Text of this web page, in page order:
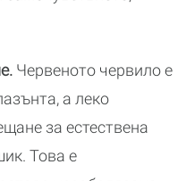
Червеното червило е
а леко
за естествена
Това е